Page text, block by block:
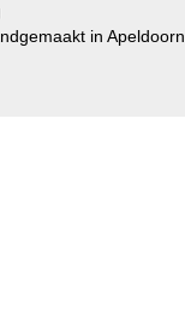
in Apeldoorn